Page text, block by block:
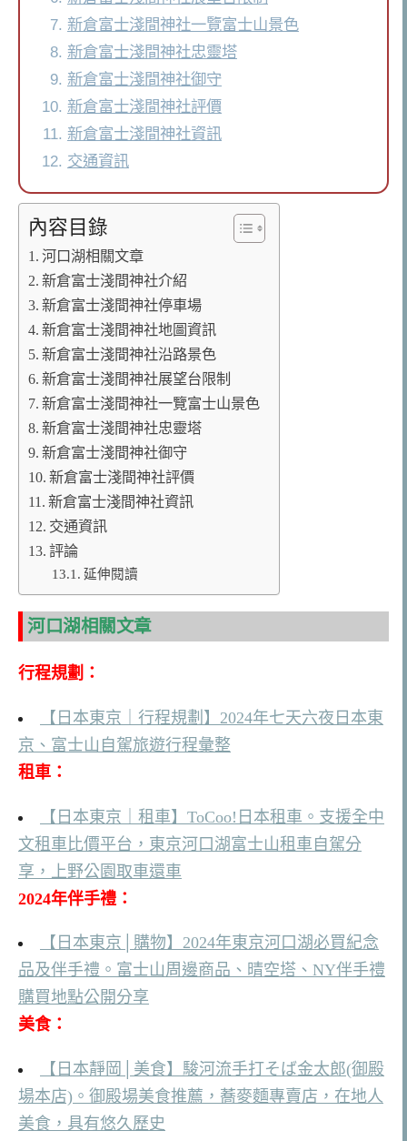
新倉富士淺間神社一覽富士山景色
新倉富士淺間神社忠靈塔
新倉富士淺間神社御守
新倉富士淺間神社評價
新倉富士淺間神社資訊
交通資訊
內容目錄
河口湖相關文章
新倉富士淺間神社介紹
新倉富士淺間神社停車場
新倉富士淺間神社地圖資訊
新倉富士淺間神社沿路景色
新倉富士淺間神社展望台限制
新倉富士淺間神社一覽富士山景色
新倉富士淺間神社忠靈塔
新倉富士淺間神社御守
新倉富士淺間神社評價
新倉富士淺間神社資訊
交通資訊
評論
延伸閱讀
河口湖相關文章
行程規劃：
【日本東京｜行程規劃】2024年七天六夜日本東
京、富士山自駕旅遊行程彙整
租車：
【日本東京｜租車】ToCoo!日本租車。支援全中
文租車比價平台，東京河口湖富士山租車自駕分
享，上野公園取車還車
2024年伴手禮：
【日本東京│購物】2024年東京河口湖必買紀念
品及伴手禮。富士山周邊商品、晴空塔、NY伴手禮
購買地點公開分享
美食：
【日本靜岡│美食】駿河流手打そば金太郎(御殿
場本店)。御殿場美食推薦，蕎麥麵專賣店，在地人
美食，具有悠久歷史